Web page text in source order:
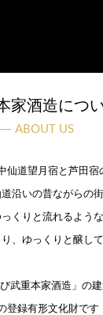
家酒造につ
ABOUT US
仙道望月宿と芦田宿
沿いの昔ながらの
くりと流れるよう
、ゆっくりと醸し
び武重本家酒造」の
登録有形文化財です